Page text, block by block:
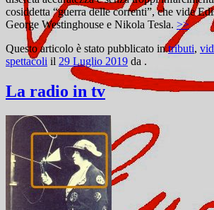
cosiddetta “guerra delle correnti”, che vide
George Westinghouse e Nikola Tesla. >>
Questo articolo è stato pubblicato intributi,
spettacoli il 29 Luglio 2019 da .
La radio in tv